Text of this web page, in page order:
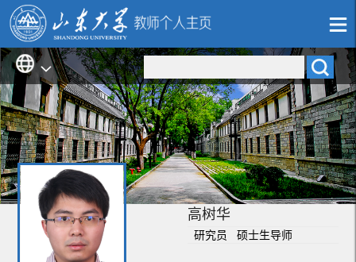
高树华
研究员 硕士生导师